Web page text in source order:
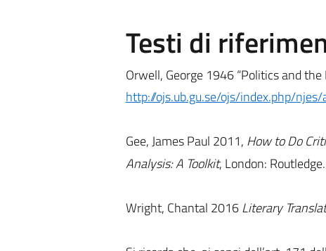
Testi di
Orwell, George 1946 “Politics and
http://ojs.ub.gu.se/ojs/index.php/
Gee, James Paul 2011, How to Do
Analysis: A Toolkit, London: Routledge.
Wright, Chantal 2016Literary